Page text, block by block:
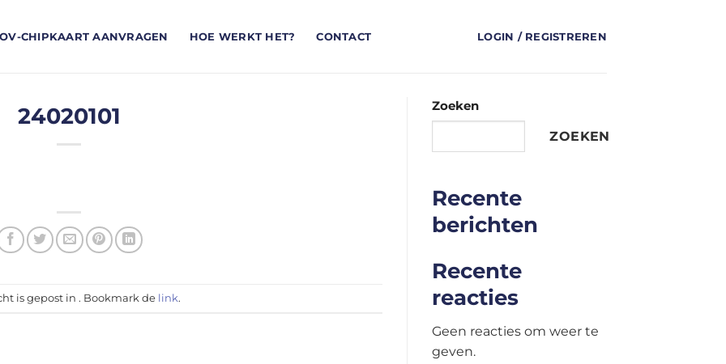
OV-CHIPKAART AANVRAGEN HOE WERKT HET? CONTACT LOGIN / REGISTREREN
24020101
is gepost in . Bookmark de link.
Zoeken
ZOEKEN
Recente
berichten
Recente
reacties
Geen reacties om weer te
geven.